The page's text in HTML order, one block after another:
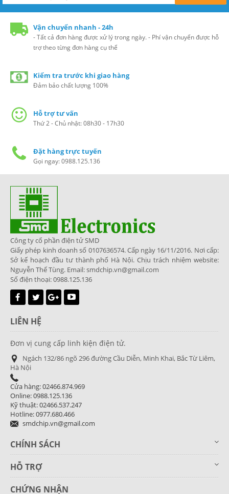
Vận chuyển nhanh - 24h
- Tất cả đơn hàng được xử lý trong ngày. - Phí vận chuyển được hỗ
trợ theo từng đơn hàng cụ thể
Kiểm tra trước khi giao hàng
Đảm bảo chất lượng 100%
Hỗ trợ tư vấn
Thứ 2 - Chủ nhật: 08h30 - 17h30
Đặt hàng trực tuyến
Gọi ngay: 0988.125.136
Công ty cổ phần điện tử SMD
Giấy phép kinh doanh số 0107636574. Cấp ngày 16/11/2016. Nơi cấp:
Sở kế hoạch đầu tư thành phố Hà Nội. Chịu trách nhiệm website:
Nguyễn Thế Tùng. Email: smdchip.vn@gmail.com
Số điện thoại: 0988.125.136
LIÊN HỆ
Đơn vị cung cấp linh kiện điện tử.
Ngách 132/86 ngõ 296 đường Cầu Diễn, Minh Khai, Bắc Từ Liêm,
Hà Nội
Cửa hàng: 02466.874.969
Online: 0988.125.136
Kỹ thuật: 02466.537.247
Hotline: 0977.680.466
smdchip.vn@gmail.com
CHÍNH SÁCH
HỖ TRỢ
CHỨNG NHẬN